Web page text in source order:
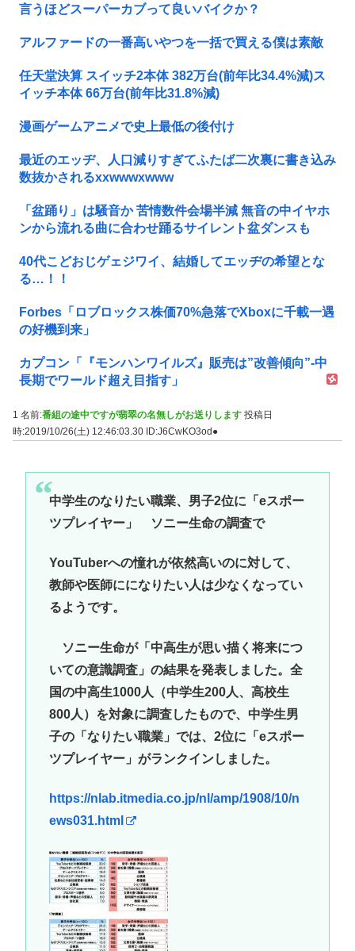
言うほどスーパーカブって良いバイクか？
アルファードの一番高いやつを一括で買える僕は素敵
任天堂決算 スイッチ2本体 382万台(前年比34.4%減)ス
イッチ本体 66万台(前年比31.8%減)
漫画ゲームアニメで史上最低の後付け
最近のエッヂ、人口減りすぎてふたば二次裏に書き込み
数抜かされるxxwwwxwww
「盆踊り」は騒音か 苦情数件会場半減 無音の中イヤホ
ンから流れる曲に合わせ踊るサイレント盆ダンスも
40代こどおじゲェジワイ、結婚してエッヂの希望とな
る…！！
Forbes「ロブロックス株価70%急落でXboxに千載一遇
の好機到来」
カプコン「『モンハンワイルズ』販売は”改善傾向”-中
長期でワールド超え目指す」
1 名前:番組の途中ですが翡翠の名無しがお送りします 投稿日
時:2019/10/26(土) 12:46:03.30 ID:J6CwKO3od●
中学生のなりたい職業、男子2位に「eスポー
ツプレイヤー」 ソニー生命の調査で
YouTuberへの憧れが依然高いのに対して、
教師や医師にになりたい人は少なくなってい
るようです。
ソニー生命が「中高生が思い描く将来につ
いての意識調査」の結果を発表しました。全
国の中高生1000人（中学生200人、高校生
800人）を対象に調査したもので、中学生男
子の「なりたい職業」では、2位に「eスポー
ツプレイヤー」がランクインしました。
https://nlab.itmedia.co.jp/nl/amp/1908/10/n
ews031.html